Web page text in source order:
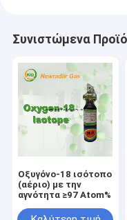
Συνιστώμενα
Οξυγόνο-18 ισότοπο
(αέριο) με την
αγνότητα ≥97 Atom%